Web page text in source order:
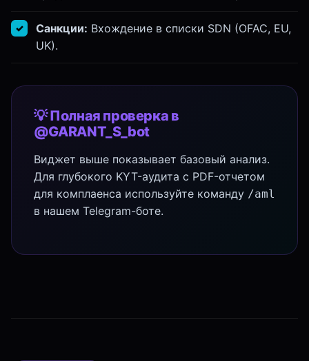
Санкции: Вхождение в списки SDN (OFAC, EU,
UK).
💡 Полная проверка в
@GARANT_S_bot
Виджет выше показывает базовый анализ.
Для глубокого KYT-аудита с PDF-отчетом
для комплаенса используйте команду /aml
в нашем Telegram-боте.